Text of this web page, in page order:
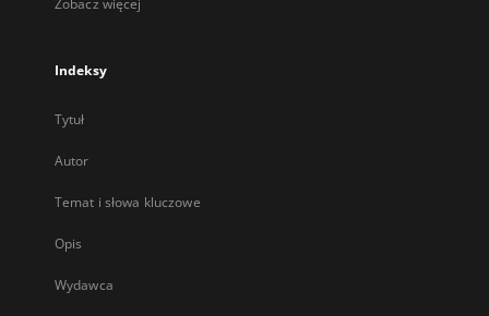
Zobacz więcej
Indeksy
Tytuł
Autor
Temat i słowa kluczowe
Opis
Wydawca